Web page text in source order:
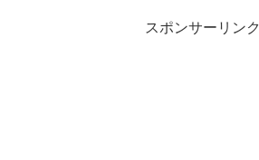
スポンサーリンク